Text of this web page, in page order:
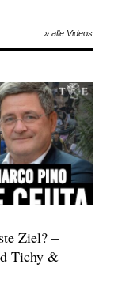
» alle Videos
Ziel? –
Tichy &